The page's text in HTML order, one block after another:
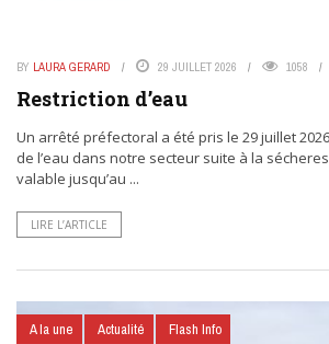
BY LAURA GERARD 29 JUILLET 2026 1058
Restriction d’eau
Un arrêté préfectoral a été pris le 29 juillet
de l’eau dans notre secteur suite à la
valable jusqu’au ...
LIRE L’ARTICLE
A la une Actualité Flash Info